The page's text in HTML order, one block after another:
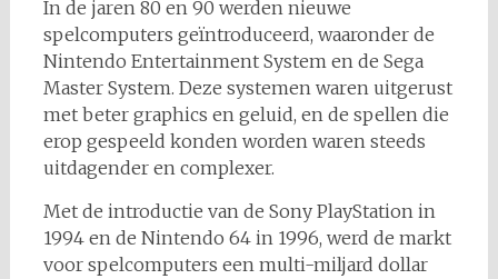
In de jaren 80 en 90 werden nieuwe
spelcomputers geïntroduceerd, waaronder de
Nintendo Entertainment System en de Sega
Master System. Deze systemen waren uitgerust
met beter graphics en geluid, en de spellen die
erop gespeeld konden worden waren steeds
uitdagender en complexer.
Met de introductie van de Sony PlayStation in
1994 en de Nintendo 64 in 1996, werd de markt
voor spelcomputers een multi-miljard dollar